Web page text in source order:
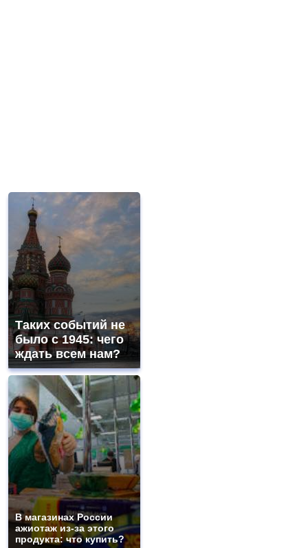
Таких событий не
было с 1945: чего
ждать всем нам?
В магазинах России
ажиотаж из-за этого
продукта: что купить?